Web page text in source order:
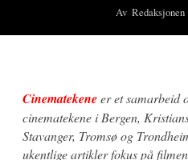
Av Redaksjonen
Cinematekeneer et samarbeid
cinematekene i Bergen,
Stavanger, Tromsø og
ukentlige artikler fokus på